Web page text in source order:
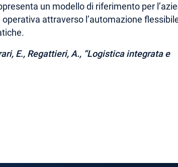
un modello di riferimento per
attraverso l’automazione
E., Regattieri, A., “Logistica integrata e